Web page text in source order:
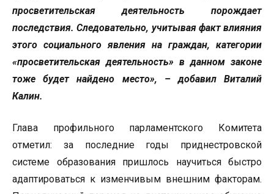
просветительская деятельность порождает
последствия. Следовательно, учитывая факт влияния
этого социального явления на граждан, категории
«просветительская деятельность» в данном законе
тоже будет найдено место», – добавил Виталий
Калин.
Глава профильного парламентского Комитета
отметил: за последние годы приднестровской
системе образования пришлось научиться быстро
адаптироваться к изменчивым внешним факторам.